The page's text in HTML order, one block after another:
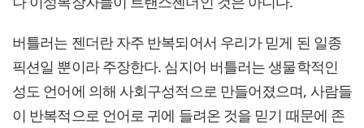
버틀러는 젠더란 자주 반복되어서 우리가 믿게 된 일종
픽션일 뿐이라 주장한다. 심지어 버틀러는 생물학적인
성도 언어에 의해 사회구성적으로 만들어졌으며, 사람들
이 반복적으로 언어로 귀에 들려온 것을 믿기 때문에 존